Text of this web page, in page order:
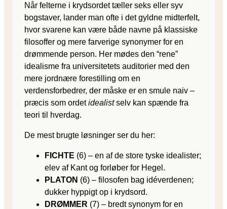
Når felterne i krydsordet tæller seks eller syv
bogstaver, lander man ofte i det gyldne midterfelt,
hvor svarene kan være både navne på klassiske
filosoffer og mere farverige synonymer for en
drømmende person. Her mødes den “rene”
idealisme fra universitetets auditorier med den
mere jordnære forestilling om en
verdensforbedrer, der måske er en smule naiv –
præcis som ordetidealistselv kan spænde fra
teori til hverdag.
De mest brugte løsninger ser du her:
FICHTE (6) – en af de store tyske idealister;
elev af Kant og forløber for Hegel.
PLATON (6) – filosofen bag idéverdenen;
dukker hyppigt op i krydsord.
DRØMMER (7) – bredt synonym for en